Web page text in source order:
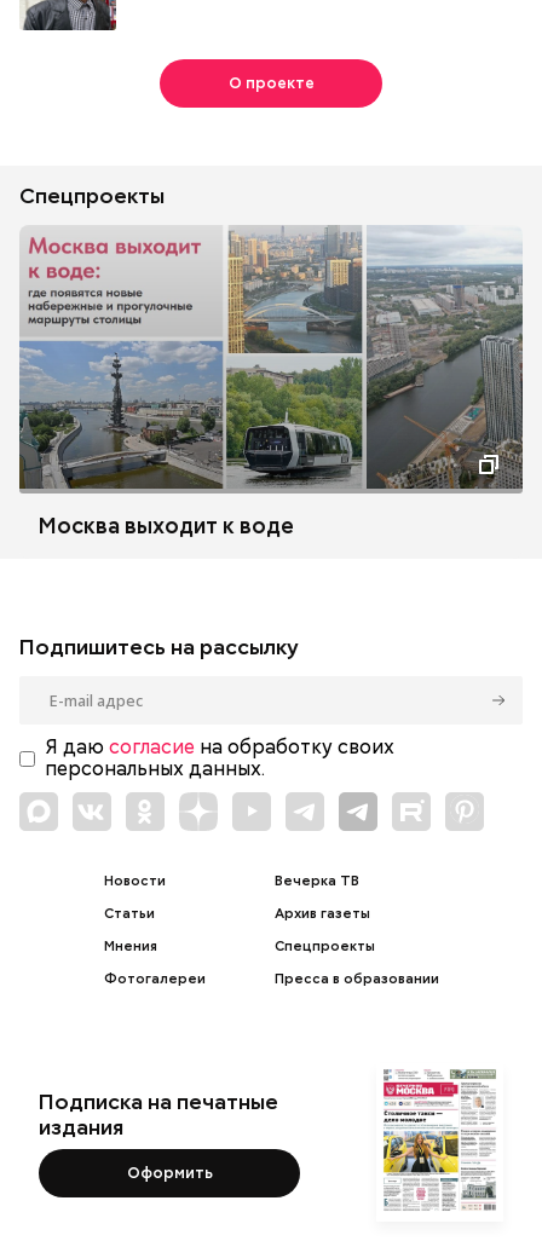
О проекте
Спецпроекты
Москва выходит к воде
Подпишитесь на рассылку
Я даю согласие на обработку своих
персональных данных.
Новости
Статьи
Мнения
Фотогалереи
Вечерка ТВ
Архив газеты
Спецпроекты
Пресса в образовании
Подписка на печатные
издания
Оформить